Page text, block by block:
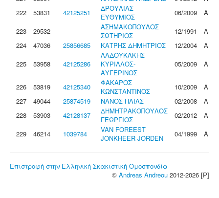
222
53831 42125251
ΔΡΟΥΛΙΑΣ
ΕΥΘΥΜΙΟΣ
06/2009
Α
223
29532
ΑΣΗΜΑΚΟΠΟΥΛΟΣ
ΣΩΤΗΡΙΟΣ
12/1991
Α
224
47036 25856685 ΚΑΤΡΗΣ ΔΗΜΗΤΡΙΟΣ 12/2004
Α
225
53958 42125286
ΛΑΔΟΥΚΑΚΗΣ
ΚΥΡΙΛΛΟΣ-
ΑΥΓΕΡΙΝΟΣ
05/2009 Α
226 53819 42125340
ΦΑΚΑΡΟΣ
ΚΩΝΣΤΑΝΤΙΝΟΣ
10/2009
Α
227
49044 25874519 ΝΑΝΟΣ ΗΛΙΑΣ 02/2008
Α
228
53903 42128137
ΔΗΜΗΤΡΑΚΟΠΟΥΛΟΣ
ΓΕΩΡΓΙΟΣ
02/2012
Α
229
46214 1039784
VAN FOREEST
JONKHEER JORDEN
04/1999 Α
Επιστροφή στην Ελληνική Σκακιστική Ομοσπονδία
© Andreas Andreou 2012-2026 [P]